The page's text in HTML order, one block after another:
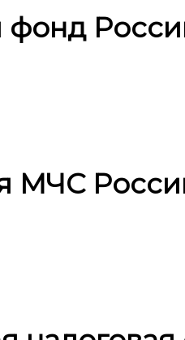
фонд
МЧС